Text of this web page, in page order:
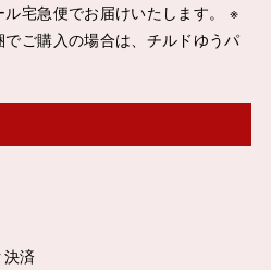
宅急便でお届けいたします。 ※
ご購入の場合は、チルドゆうパ
済